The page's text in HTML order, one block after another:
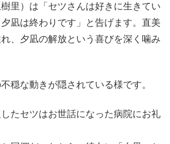
里）は「セツさんは好きに生きてい
凪は終わりです」と告げます。直美
、夕凪の解放という喜びを深く噛み
穏な動きが隠されている様です。
たセツはお世話になった病院にお礼